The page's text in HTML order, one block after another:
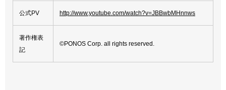
公式PV http://www.youtube.com/watch?v=JBBwbMHnnws
著作権表
記
©PONOS Corp. all rights reserved.